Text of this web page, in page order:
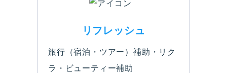
リフレッシュ
旅行（宿泊・ツアー）補助・リク
ラ・ビューティー補助